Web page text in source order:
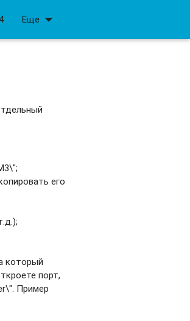
Еще arrow_drop_down
его
который
порт,
Пример